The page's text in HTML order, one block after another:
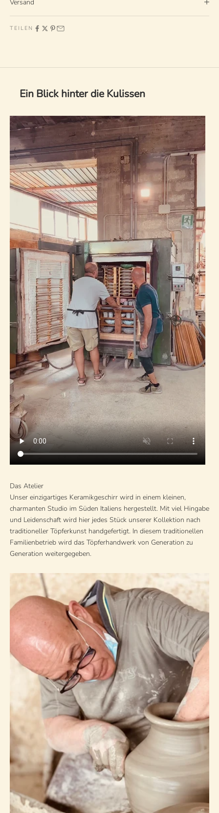
Versand
TEILEN
Ein Blick hinter die Kulissen
Das Atelier
Unser einzigartiges Keramikgeschirr wird in einem kleinen,
charmanten Studio im Süden Italiens hergestellt. Mit viel Hingabe
und Leidenschaft wird hier jedes Stück unserer Kollektion nach
traditioneller Töpferkunst handgefertigt. In diesem traditionellen
Familienbetrieb wird das Töpferhandwerk von Generation zu
Generation weitergegeben.